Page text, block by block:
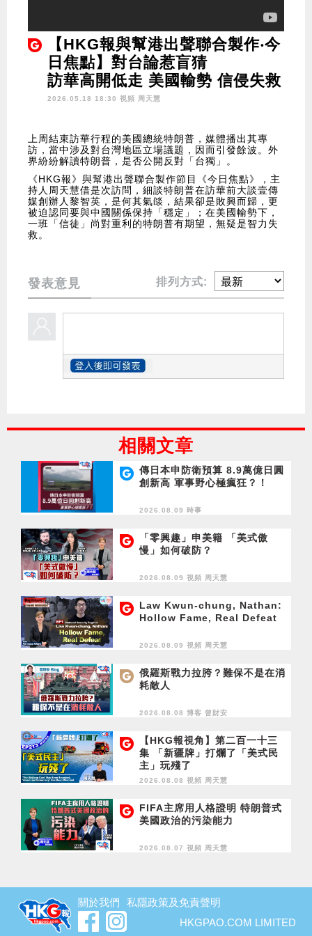
【HKG報與幫港出聲聯合製作‧今
日焦點】對台論惹盲猜
訪華高開低走 美國輸勢 信侵失救
2026.05.18 18:30 視頻 周天慧
上周結束訪華行程的美國總統特朗普，媒體播出其專
訪，當中涉及對台灣地區立場議題，因而引發餘波。外
界紛紛解讀特朗普，是否公開反對「台獨」。
《HKG報》與幫港出聲聯合製作節目《今日焦點》，主
持人周天慧借是次訪問，細談特朗普在訪華前大談壹傳
媒創辦人黎智英，是何其氣燄，結果卻是敗興而歸，更
被迫認同要與中國關係保持「穩定」；在美國輸勢下，
一班「信徒」尚對重利的特朗普有期望，無疑是智力失
救。
發表意見 排列方式:
相關文章
傳日本申防衛預算 8.9萬億日圓
創新高 軍事野心極瘋狂？！
2026.08.09 時事
「零興趣」申美籍 「美式傲
慢」如何破防？
2026.08.09 視頻 周天慧
Law Kwun-chung, Nathan:
Hollow Fame, Real Defeat
2026.08.09 視頻 周天慧
俄羅斯戰力拉胯？難保不是在消
耗敵人
2026.08.08 博客 曾財安
【HKG報視角】第二百一十三
集 「新疆牌」打爛了「美式民
主」玩殘了
2026.08.08 視頻 周天慧
FIFA主席用人格證明 特朗普式
美國政治的污染能力
2026.08.07 視頻 周天慧
關於我們
私隱政策及免責聲明
HKGPAO.COM LIMITED